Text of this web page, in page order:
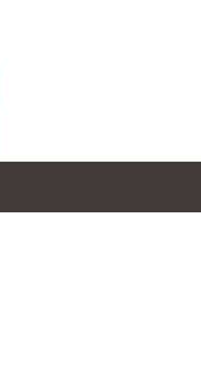
きます。お客様には